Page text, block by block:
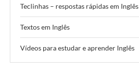
Teclinhas – respostas rápidas em Inglês
Textos em Inglês
Vídeos para estudar e aprender Inglês